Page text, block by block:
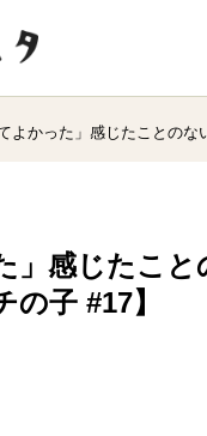
よかった」感じたことの
」感じたこ
子 #17】